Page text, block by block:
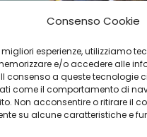
Consenso Cookie
migliori esperienze, utilizziamo
e/o accedere alle
consenso a queste tecnologie
come il comportamento di
Non acconsentire o ritirare il
su alcune caratteristiche e